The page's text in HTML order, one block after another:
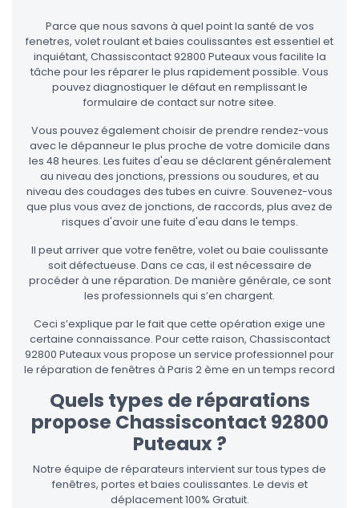
Parce que nous savons à quel point la santé de vos
fenetres, volet roulant et baies coulissantes est essentiel et
inquiétant, Chassiscontact 92800 Puteaux vous facilite la
tâche pour les réparer le plus rapidement possible. Vous
pouvez diagnostiquer le défaut en remplissant le
formulaire de contact sur notre sitee.
Vous pouvez également choisir de prendre rendez-vous
avec le dépanneur le plus proche de votre domicile dans
les 48 heures. Les fuites d'eau se déclarent généralement
au niveau des jonctions, pressions ou soudures, et au
niveau des coudages des tubes en cuivre. Souvenez-vous
que plus vous avez de jonctions, de raccords, plus avez de
risques d'avoir une fuite d'eau dans le temps.
Il peut arriver que votre fenêtre, volet ou baie coulissante
soit défectueuse. Dans ce cas, il est nécessaire de
procéder à une réparation. De manière générale, ce sont
les professionnels qui s’en chargent.
Ceci s’explique par le fait que cette opération exige une
certaine connaissance. Pour cette raison, Chassiscontact
92800 Puteaux vous propose un service professionnel pour
le réparation de fenêtres à Paris 2 ème en un temps record
Quels types de réparations
propose Chassiscontact 92800
Puteaux ?
Notre équipe de réparateurs intervient sur tous types de
fenêtres, portes et baies coulissantes. Le devis et
déplacement 100% Gratuit.